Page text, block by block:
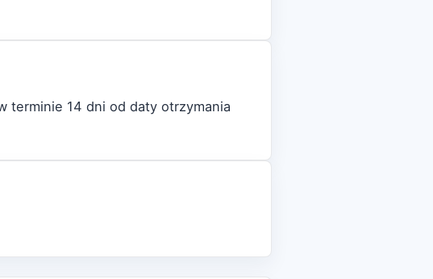
terminie 14 dni od daty otrzymania